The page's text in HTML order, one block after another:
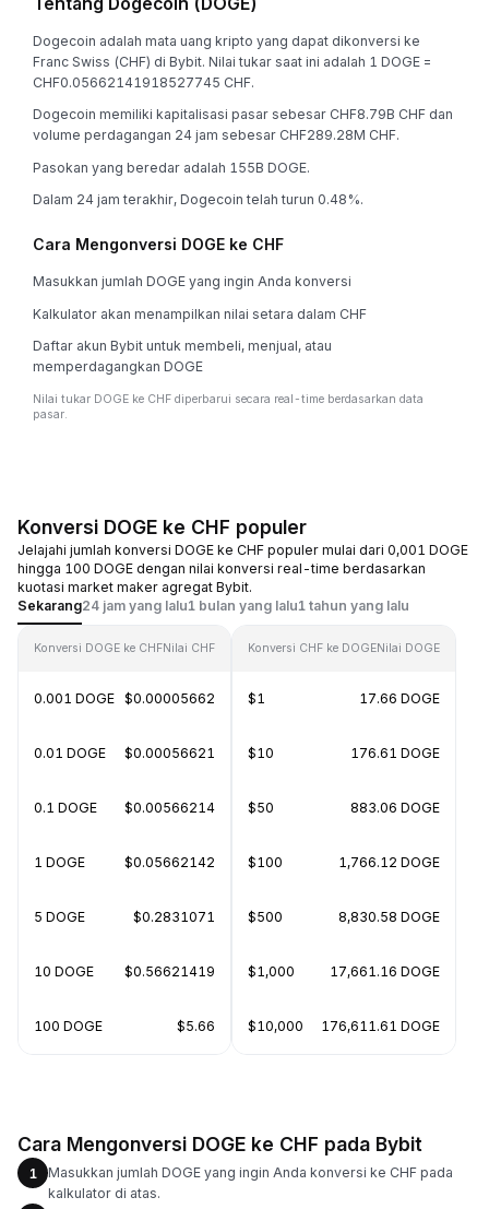
Dogecoin adalah mata uang kripto yang dapat dikonversi ke
Franc Swiss (CHF) di Bybit. Nilai tukar saat ini adalah 1 DOGE =
CHF0.05662141918527745 CHF.
Dogecoin memiliki kapitalisasi pasar sebesar CHF8.79B CHF dan
volume perdagangan 24 jam sebesar CHF289.28M CHF.
Pasokan yang beredar adalah 155B DOGE.
Dalam 24 jam terakhir, Dogecoin telah turun 0.48%.
Cara Mengonversi DOGE ke CHF
Masukkan jumlah DOGE yang ingin Anda konversi
Kalkulator akan menampilkan nilai setara dalam CHF
Daftar akun Bybit untuk membeli, menjual, atau
memperdagangkan DOGE
Nilai tukar DOGE ke CHF diperbarui secara real-time berdasarkan data
pasar.
Konversi DOGE ke CHF populer
Jelajahi jumlah konversi DOGE ke CHF populer mulai dari 0,001 DOGE
hingga 100 DOGE dengan nilai konversi real-time berdasarkan
kuotasi market maker agregat Bybit.
Sekarang24 jam yang lalu1 bulan yang lalu1 tahun yang lalu
Konversi DOGE ke CHFNilai CHF
0.001 DOGE $0.00005662
0.01 DOGE $0.00056621
0.1 DOGE $0.00566214
1 DOGE $0.05662142
5 DOGE $0.2831071
10 DOGE $0.56621419
100 DOGE $5.66
Konversi CHF ke DOGENilai DOGE
$1 17.66 DOGE
$10 176.61 DOGE
$50 883.06 DOGE
$100 1,766.12 DOGE
$500 8,830.58 DOGE
$1,000 17,661.16 DOGE
$10,000 176,611.61 DOGE
Cara Mengonversi DOGE ke CHF pada Bybit
1
Masukkan jumlah DOGE yang ingin Anda konversi ke CHF pada
kalkulator di atas.